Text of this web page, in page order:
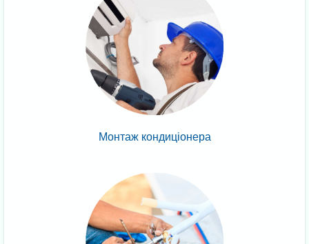
Монтаж кондиціонера